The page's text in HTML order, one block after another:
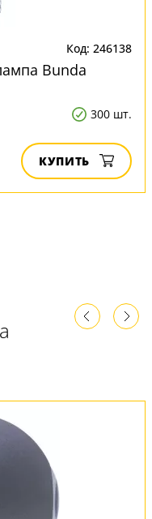
Код: 246138
Bunda
300 шт.
КУПИТЬ